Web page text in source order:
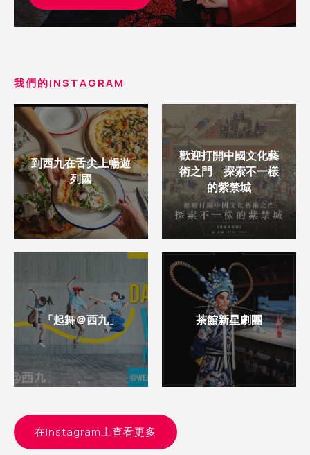
我們的INSTAGRAM
到西九在舌尖上暢遊
列國
歡迎打開中國文化藝
術之門 探索不一樣
的紫禁城
「起舞＠西九」 茶館新星劇團
在Instagram上查看更多